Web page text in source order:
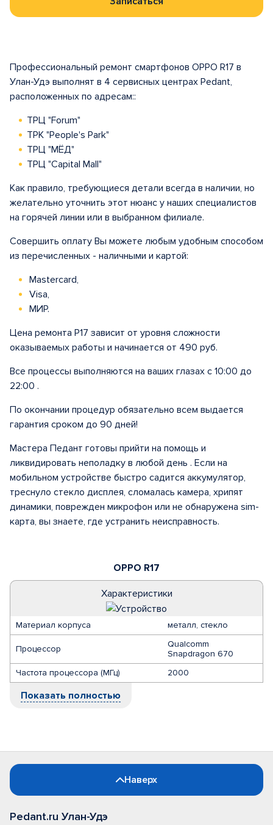
OPPO R17
Характеристики
Материал корпуса металл, стекло
Процессор
Qualcomm
Snapdragon 670
Частота процессора (МГц)
2000
Показать полностью
Профессиональный ремонт смартфонов OPPO R17 в
Улан-Удэ выполнят в 4 сервисных центрах Pedant,
расположенных по адресам::
ТРЦ "Forum"
ТРК "People's Park"
ТРЦ "МЁД"
ТРЦ "Capital Mall"
Как правило, требующиеся детали всегда в наличии, но
желательно уточнить этот нюанс у наших специалистов
на горячей линии или в выбранном филиале.
Совершить оплату Вы можете любым удобным способом
из перечисленных - наличными и картой:
Mastercard,
Visa,
МИР.
Цена ремонта Р17 зависит от уровня сложности
оказываемых работы и начинается от 490 руб.
Все процессы выполняются на ваших глазах с 10:00 до
22:00 .
По окончании процедур обязательно всем выдается
гарантия сроком до 90 дней!
Мастера Педант готовы прийти на помощь и
ликвидировать неполадку в любой день . Если на
мобильном устройстве быстро садится аккумулятор,
треснуло стекло дисплея, сломалась камера, хрипят
динамики, поврежден микрофон или не обнаружена sim-
карта, вы знаете, где устранить неисправность.
Наверх
Pedant.ru Улан-Удэ